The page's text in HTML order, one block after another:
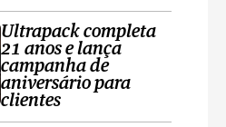
Ultrapack completa
21 anos e lança
campanha de
aniversário para
clientes